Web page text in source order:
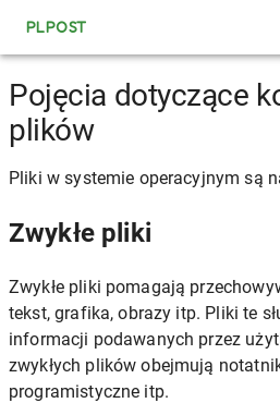
PLPOST
Pojęcia dotyczące
plików
Pliki w systemie operacyjnym są
Zwykłe pliki
Zwykłe pliki pomagają
tekst, grafika, obrazy itp. Pliki te
informacji podawanych przez
zwykłych plików obejmują
programistyczne itp.